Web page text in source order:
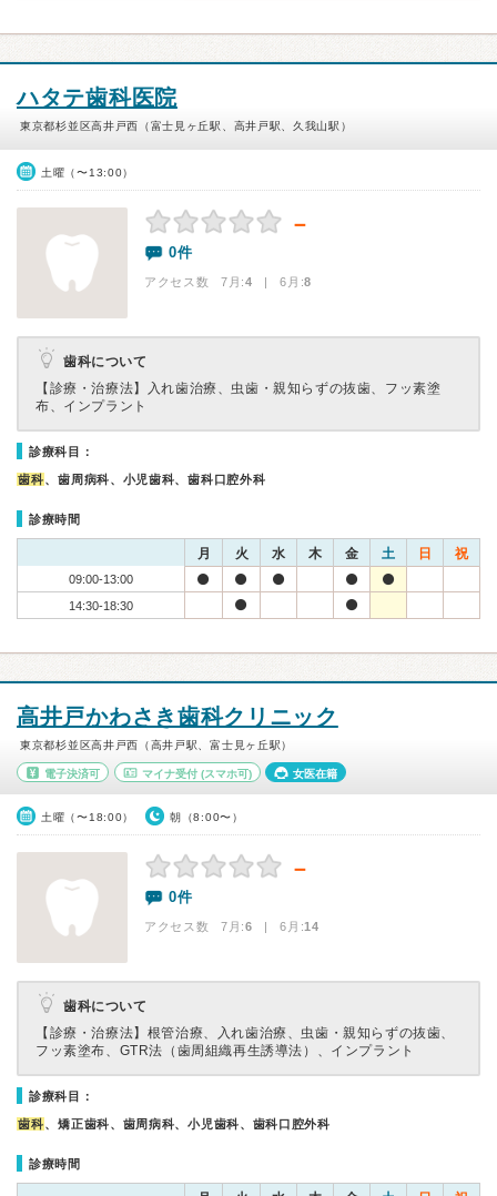
ハタテ歯科医院
東京都杉並区高井戸西（富士見ヶ丘駅、高井戸駅、久我山駅）
土曜（〜13:00）
－
0件
アクセス数 7月:4 | 6月:8
歯科について
【診療・治療法】
入れ歯治療、虫歯・親知らずの抜歯、フッ素塗
布、インプラント
診療科目：
歯科、歯周病科、小児歯科、歯科口腔外科
診療時間
月 火 水 木 金 土 日 祝
09:00-13:00
14:30-18:30
高井戸かわさき歯科クリニック
東京都杉並区高井戸西（高井戸駅、富士見ヶ丘駅）
電子決済可 マイナ受付(スマホ可) 女医在籍
土曜（〜18:00） 朝（8:00〜）
－
0件
アクセス数 7月:6 | 6月:14
歯科について
【診療・治療法】 根管治療、入れ歯治療、虫歯・親知らずの抜歯、
フッ素塗布、GTR法（歯周組織再生誘導法）、インプラント
診療科目：
歯科、矯正歯科、歯周病科、小児歯科、歯科口腔外科
診療時間